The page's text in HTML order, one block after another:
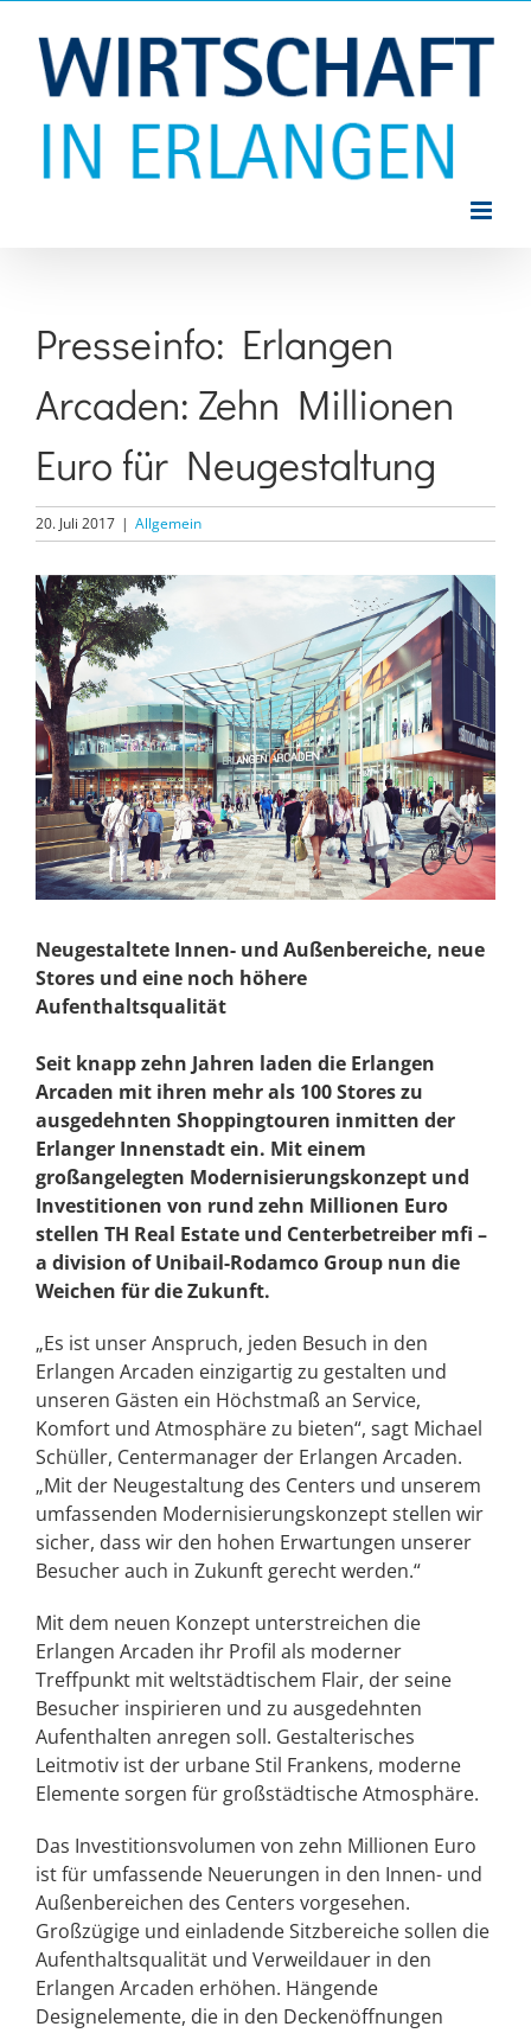
Inhalt
springen
Presseinfo: Erlangen
Arcaden: Zehn Millionen
Euro für Neugestaltung
20. Juli 2017 | Allgemein
Zeige
grösseres
Bild
Neugestaltete Innen- und Außenbereiche, neue
Stores und eine noch höhere
Aufenthaltsqualität
Seit knapp zehn Jahren laden die Erlangen
Arcaden mit ihren mehr als 100 Stores zu
ausgedehnten Shoppingtouren inmitten der
Erlanger Innenstadt ein. Mit einem
großangelegten Modernisierungskonzept und
Investitionen von rund zehn Millionen Euro
stellen TH Real Estate und Centerbetreiber mfi –
a division of Unibail-Rodamco Group nun die
Weichen für die Zukunft.
„Es ist unser Anspruch, jeden Besuch in den
Erlangen Arcaden einzigartig zu gestalten und
unseren Gästen ein Höchstmaß an Service,
Komfort und Atmosphäre zu bieten“, sagt Michael
Schüller, Centermanager der Erlangen Arcaden.
„Mit der Neugestaltung des Centers und unserem
umfassenden Modernisierungskonzept stellen wir
sicher, dass wir den hohen Erwartungen unserer
Besucher auch in Zukunft gerecht werden.“
Mit dem neuen Konzept unterstreichen die
Erlangen Arcaden ihr Profil als moderner
Treffpunkt mit weltstädtischem Flair, der seine
Besucher inspirieren und zu ausgedehnten
Aufenthalten anregen soll. Gestalterisches
Leitmotiv ist der urbane Stil Frankens, moderne
Elemente sorgen für großstädtische Atmosphäre.
Das Investitionsvolumen von zehn Millionen Euro
ist für umfassende Neuerungen in den Innen- und
Außenbereichen des Centers vorgesehen.
Großzügige und einladende Sitzbereiche sollen die
Aufenthaltsqualität und Verweildauer in den
Erlangen Arcaden erhöhen. Hängende
Designelemente, die in den Deckenöffnungen